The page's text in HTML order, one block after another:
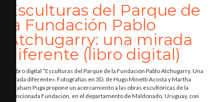
Esculturas del Parque de
la Fundación Pablo
Atchugarry: una mirada
diferente (libro digital)
El libro digital “Esculturas del Parque de la Fundación Pablo Atchugarry. Una
mirada diferente». Fotografías en 3D, de Hugo Minetti Acosta y Martha
Abraham Puga propone un acercamiento a las obras escultóricas de la
mencionada Fundación, en el departamento de Maldonado, Uruguay, con